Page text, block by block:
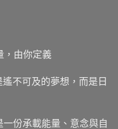
，由你定義
不可及的夢想，而是日
份承載能量、意念與自